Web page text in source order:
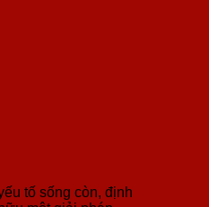
tố sống còn, định